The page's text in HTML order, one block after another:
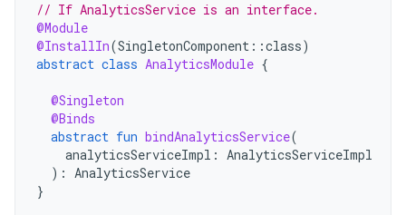
// If AnalyticsService is an interface.
@Module
@InstallIn(SingletonComponent ::class)
abstract class AnalyticsModule {
@Singleton
@Binds
abstract fun bindAnalyticsService(
analyticsServiceImpl : AnalyticsServiceImpl
): AnalyticsService
}